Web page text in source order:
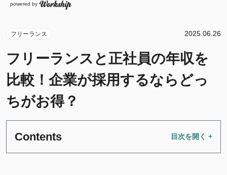
powered by
フリーランス 2025.06.26
フリーランスと正社員の年収を
比較！企業が採用するならどっ
ちがお得？
Contents